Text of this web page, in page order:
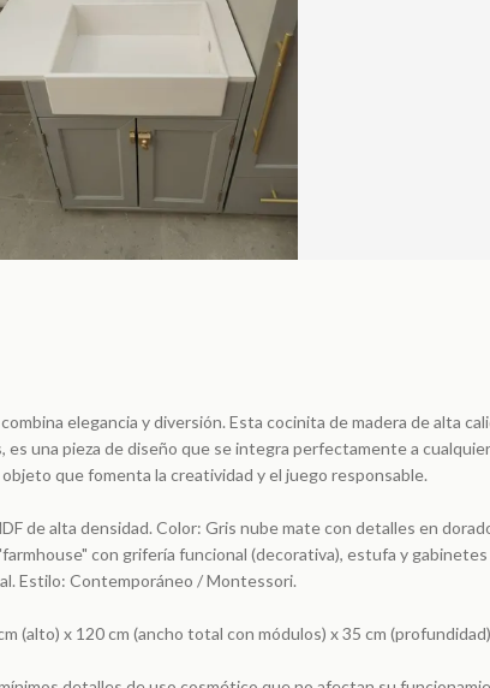
elegancia y diversión. Esta cocinita de madera de alta
es una pieza de diseño que se integra perfectamente a
que fomenta la creatividad y el juego responsable.
de alta densidad. Color: Gris nube mate con detalles en
con grifería funcional (decorativa), estufa y
Estilo: Contemporáneo / Montessori.
(alto) x 120 cm (ancho total con módulos) x 35 cm